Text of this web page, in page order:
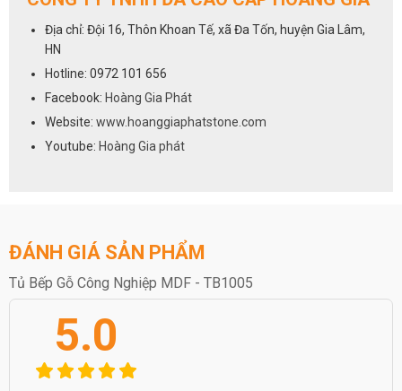
Miễn phí tư vấn khảo sát đo đạc tại nhà
Miễn phí vận chuyển và lắp đặt Hà Nội đơn hàng trên
Địa chỉ: Đội 16, Thôn Khoan Tế, xã Đa Tốn, huyện Gia Lâm,
HN
Hotline: 0972 101 656
Facebook: Hoàng Gia Phát
Website: www.hoanggiaphatstone.com
Youtube: Hoàng Gia phát
ĐÁNH GIÁ SẢN PHẨM
Tủ Bếp Gỗ Công Nghiệp MDF - TB1005
5.0